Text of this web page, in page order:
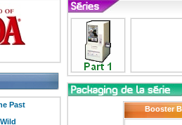
Past
Booster